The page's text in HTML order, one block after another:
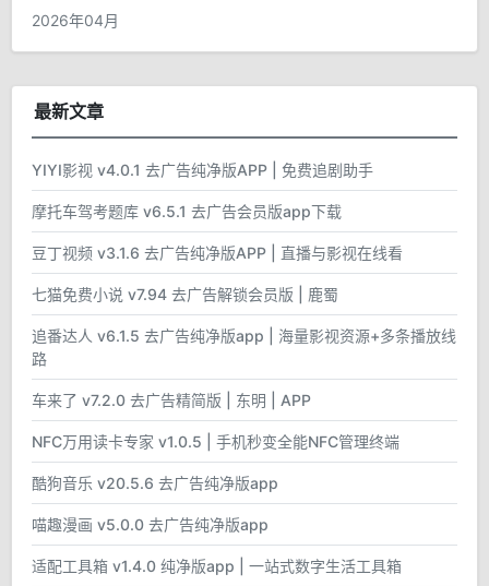
2026年04月
最新文章
YIYI影视 v4.0.1 去广告纯净版APP | 免费追剧助手
摩托车驾考题库 v6.5.1 去广告会员版app下载
豆丁视频 v3.1.6 去广告纯净版APP | 直播与影视在线看
七猫免费小说 v7.94 去广告解锁会员版 | 鹿蜀
追番达人 v6.1.5 去广告纯净版app | 海量影视资源+多条播放线
路
车来了 v7.2.0 去广告精简版 | 东明 | APP
NFC万用读卡专家 v1.0.5 | 手机秒变全能NFC管理终端
酷狗音乐 v20.5.6 去广告纯净版app
喵趣漫画 v5.0.0 去广告纯净版app
适配工具箱 v1.4.0 纯净版app | 一站式数字生活工具箱